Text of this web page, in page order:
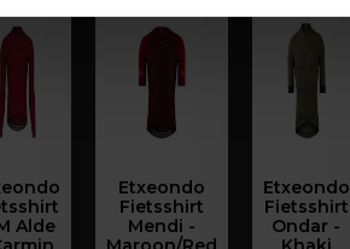
Alde
Etxeondo
Fietsshirt
Mendi -
Etxeondo
Fietsshirt
Ondar -